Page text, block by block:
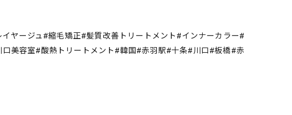
ヤージュ#縮毛矯正#髪質改善トリートメント#インナーカラー#
美容室#酸熱トリートメント#韓国#赤羽駅#十条#川口#板橋#赤